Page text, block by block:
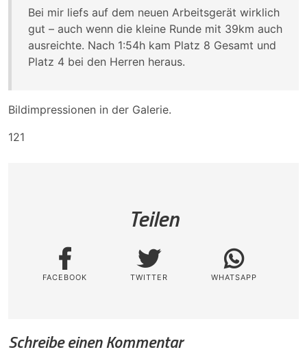
Bei mir liefs auf dem neuen Arbeitsgerät wirklich
gut – auch wenn die kleine Runde mit 39km auch
ausreichte. Nach 1:54h kam Platz 8 Gesamt und
Platz 4 bei den Herren heraus.
Bildimpressionen in der Galerie.
121
Teilen
FACEBOOK TWITTER WHATSAPP
Schreibe einen Kommentar